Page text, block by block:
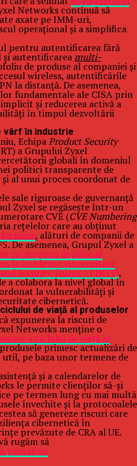
Networks continuă să
axate pe IMM-uri,
operațional și a simplifica
pentru autentificarea fără
autentificareamulti-
de produse al companiei și
wireless, autentificările
la distanță. De asemenea,
fundamentale ale CISA prin
și reducerea activă a
în timpul dezvoltării
vârf în industrie
EchipaProduct Security
a Grupului Zyxel
globali în domeniul
politici transparente de
al unui proces coordonat de
sale riguroase de guvernanță
Zyxel se regăsește într-un
CVE (CVE Numbering
rețelelor care au obținut
furnizor, alături de companii de
De asemenea, Grupul Zyxel a
cu drepturi depline al
la incidente și securitate
Security Teams –FIRST),
a colabora la nivel global în
la vulnerabilități și
cibernetică.
de viață al produselor
expunerea la riscuri de
Networks menține o
a ciclului de viață al
primesc actualizări de
pe baza unor termene de
și a calendarelor de
le permite clienților să-și
pe termen lung cu mai multă
învechite și la protocoalele
să genereze riscuri care
cibernetică în
prevăzute de CRA al UE.
rugăm să
global/en